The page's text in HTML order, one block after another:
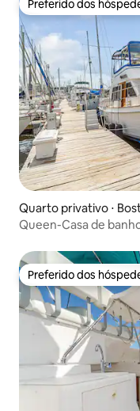
Preferido dos
Preferido dos
Quarto privativo ⋅
Queen-Casa de
Preferido dos
Preferido dos